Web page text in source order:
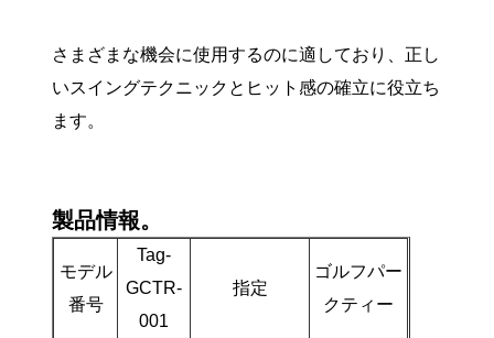
さまざまな機会に使用するのに適しており、正し
いスイングテクニックとヒット感の確立に役立ち
ます。
製品情報。
モデル
番号
Tag-
GCTR-
001
指定
ゴルフパー
クティー